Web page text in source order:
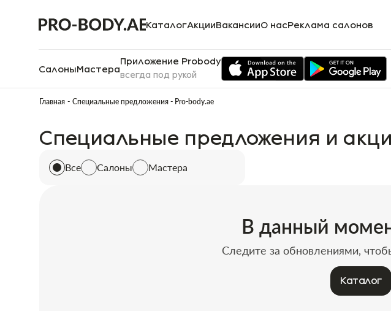
КаталогАкцииВакансииО насРеклама салонов
СалоныМастера
Приложение Probody
всегда под рукой
Главная Специальные предложения - Pro-body.ae
Специальные предложения и
Все Салоны Мастера
В данный
Следите за обновлениями,
Каталог